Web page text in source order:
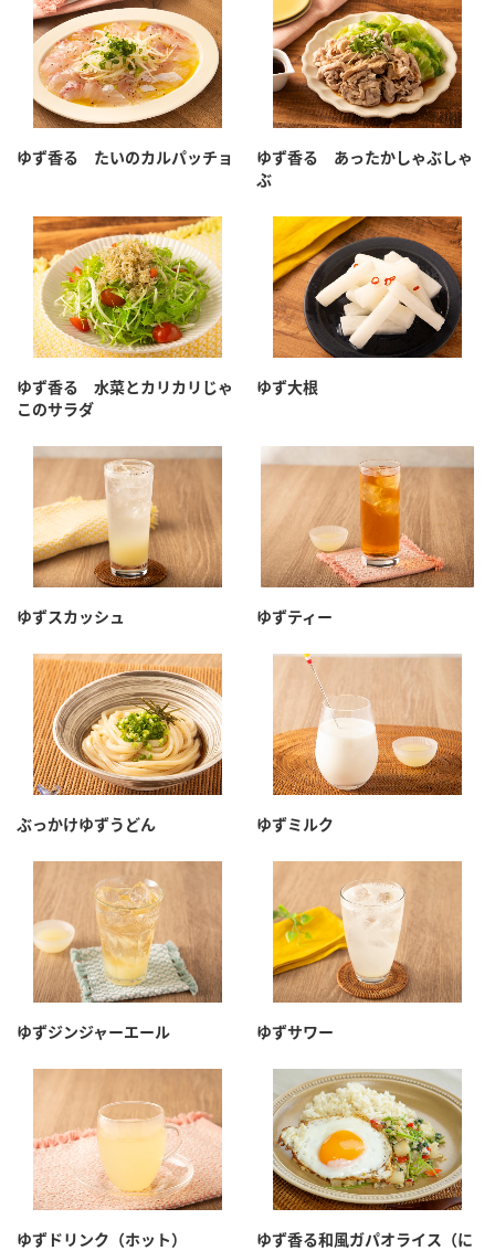
お酢ドリンク ぽん酢
みりん風・料理酒 鍋用調味料
スープ 中華
クイック調味料 レモン果汁
ふりかけ おすしの素
炊き込みご飯の素 米飯用調味液
ブランド・スペシャルサイト
ブランド・スペシャルサイト トップ
商品ブランドサイト
カンタン酢
お酢ドリンク
味ぽん
ぽん酢
つゆ
鍋なび
納豆のサイト
PIN印
三ツ判山吹
千夜
スペシャルサイト
お酢を知ろう！
すしラボ
ぽん酢サワー
ミツカンのCM
ロングセラー商品 ＋ おすすめレシピ
人気商品 ＋ おすすめレシピ
企業情報
ミツカングループについて
企業理念
ミツカンの歴史
ミツカンを知る
環境への取り組み
ZENB initiative
MIM（ミツカンミュージアム）
各部門が大切にしていること
おいしさと健康への取り組み
キッザニア東京「ぽん酢工房」
採用情報
ニュースリリース
お客様相談センター
お客様の声をいかしました
よくあるご質問
お問い合わせ
地図から取り扱い店舗を探す
ミツカン公式通販
業務用サイト ミツカングループについて 製造所固有記号一覧
ゆず香る たいのカルパッチョ
ゆず香る あったかしゃぶしゃ
ぶ
ゆず香る 水菜とカリカリじゃ
このサラダ
ゆず大根
ゆずスカッシュ ゆずティー
ぶっかけゆずうどん ゆずミルク
ゆずジンジャーエール ゆずサワー
ゆずドリンク（ホット）
ゆず香る和風ガパオライス（に